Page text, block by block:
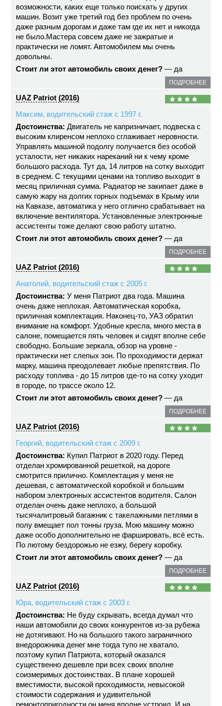
возможности, каких еще только поискать у других
машин. Возит уже третий год без проблем по очень
даже разным дорогам и даже там где их нет и никогда
не было.Мастера совсем даже не зажратые и
практически не ломят. Автомобилем мы очень
довольны.
Стоит ли этот автомобиль своих денег? — да
ПОДРОБНЕЕ
UAZ Patriot (2016)
Максим, водительский стаж с 1997 г.
Достоинства: Двигатель не капризничает, подвеска с
высоким клиренсом неплохо сглаживает неровности.
Управлять машиной подолгу получается без особой
усталости, нет никаких нареканий ни к чему кроме
большого расхода. Тут да, 14 литров на сотку выходит
в среднем. С текущими ценами на топливо выходит в
месяц приличная сумма. Радиатор не закипает даже в
самую жару на долгих горных подъемах в Крыму или
на Кавказе, автоматика у него отлично срабатывает на
включение вентилятора. Установленные электронные
ассистенты тоже делают свою работу штатно.
Стоит ли этот автомобиль своих денег? — да
ПОДРОБНЕЕ
UAZ Patriot (2016)
Анатолий, водительский стаж с 2005 г.
Достоинства: У меня Патриот два года. Машина
очень даже неплохая. Автоматическая коробка,
приличная комплектация. Наконец-то, УАЗ обратил
внимание на комфорт. Удобные кресла, много места в
салоне, помещается пять человек и сидят вполне себе
свободно. Большие зеркала, обзор на уровне -
практически нет слепых зон. По проходимости держат
марку, машина преодолевает любые препятствия. По
расходу топлива - до 15 литров где-то на сотку уходит
в городе, по трассе около 12.
Стоит ли этот автомобиль своих денег? — да
ПОДРОБНЕЕ
UAZ Patriot (2016)
Георгий, водительский стаж с 2009 г.
Достоинства: Купил Патриот в 2020 году. Перед
отделан хромированной решеткой, на дороге
смотрится прилично. Комплектация у меня не
дешевая, с автоматической коробкой и большим
набором электронных ассистентов водителя. Салон
отделан очень даже неплохо, а большой
тысячалитровый багажник с такелажными петлями в
полу вмещает пол тонны груза. Мою машину можно
даже особо дополнительно не фаршировать, всё есть.
По лютому бездорожью не езжу, берегу коробку.
Стоит ли этот автомобиль своих денег? — да
ПОДРОБНЕЕ
UAZ Patriot (2016)
Юра, водительский стаж с 2003 г.
Достоинства: Не буду скрывать, всегда думал что
наши автомобили до своих конкурентов из-за рубежа
не дотягивают. Но на большого такого заграничного
внедорожника денег мне тогда тупо не хватало,
поэтому купил Патриота, который оказался
существенно дешевле при всех своих вполне
соизмеримых достоинствах. В плане хорошей
вместимости, высокой проходимости, невысокой
стоимости содержания и удивительной
ремонтопригодности он меня вполне устроил. И на